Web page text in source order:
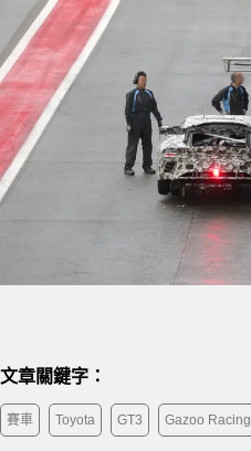
文章關鍵字：
賽車 Toyota GT3 Gazoo Racing